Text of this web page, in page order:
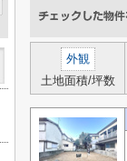
外観
土地面積/坪数